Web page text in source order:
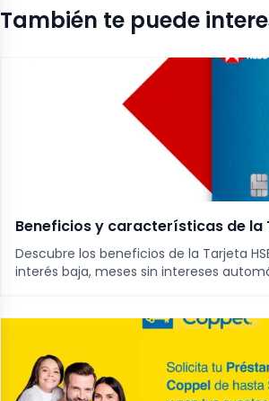
También te puede
Beneficios y características de la
Descubre los beneficios de la Tarjeta
interés baja, meses sin intereses